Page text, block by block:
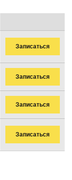
Записаться
Записаться
Записаться
Записаться